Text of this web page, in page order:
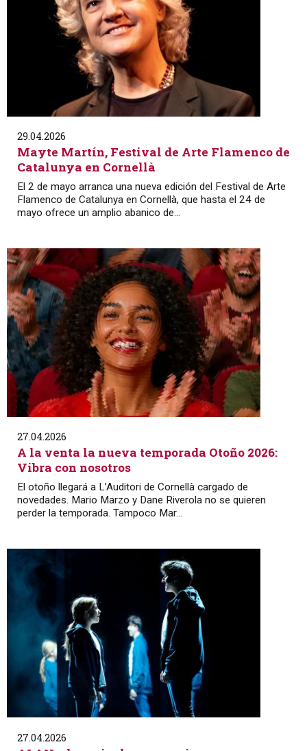
29.04.2026
Mayte Martín, Festival de Arte Flamenco de
Catalunya en Cornellà
El 2 de mayo arranca una nueva edición del Festival de Arte
Flamenco de Catalunya en Cornellà, que hasta el 24 de
mayo ofrece un amplio abanico de...
27.04.2026
A la venta la nueva temporada Otoño 2026:
Vibra con nosotros
El otoño llegará a L’Auditori de Cornellà cargado de
novedades. Mario Marzo y Dane Riverola no se quieren
perder la temporada. Tampoco Mar...
27.04.2026